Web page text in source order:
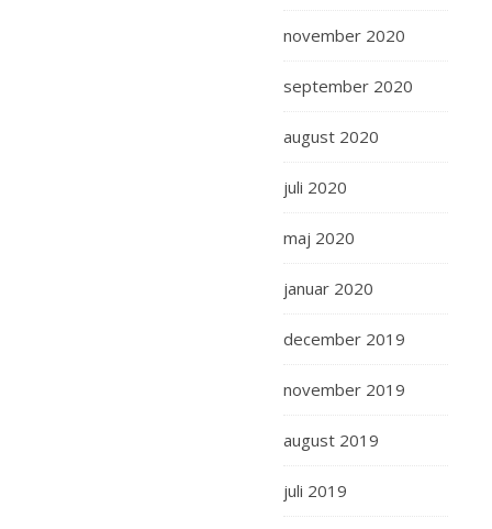
november 2020
september 2020
august 2020
juli 2020
maj 2020
januar 2020
december 2019
november 2019
august 2019
juli 2019